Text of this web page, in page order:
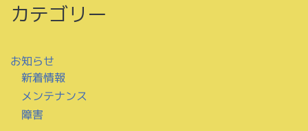
カテゴリー
お知らせ
新着情報
メンテナンス
障害